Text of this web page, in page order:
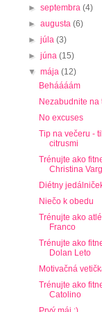
►septembra(4)
►augusta(6)
►júla(3)
►júna(15)
▼mája(12)
Beháááám
Nezabudnite na
No excuses
Tip na večeru -
citrusmi
Trénujte ako
Christina
Diétny
Niečo k obedu
Trénujte ako
Franco
Trénujte ako
Dolan Leto
Motivačná
Trénujte ako
Catolino